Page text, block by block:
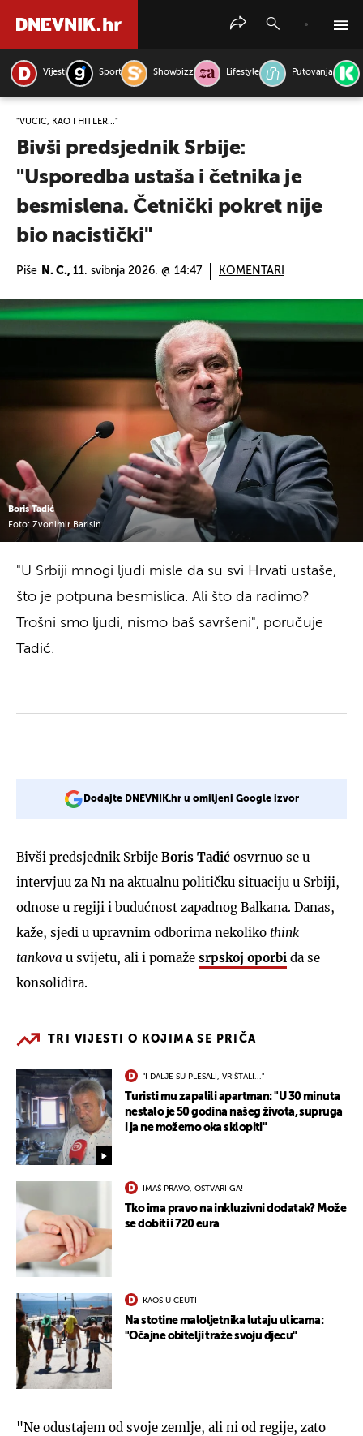
Vijesti Sport Showbizz Lifestyle Putovanja
"VUČIĆ, KAO I HITLER..."
Bivši predsjednik Srbije:
"Usporedba ustaša i četnika je
besmislena. Četnički pokret nije
bio nacistički"
Piše N. C., 11. svibnja 2026. @ 14:47 KOMENTARI
Boris Tadić
Foto: Zvonimir Barisin
"U Srbiji mnogi ljudi misle da su svi Hrvati ustaše,
što je potpuna besmislica. Ali što da radimo?
Trošni smo ljudi, nismo baš savršeni", poručuje
Tadić.
Dodajte DNEVNIK.hr u omiljeni Google izvor
Bivši predsjednik Srbije Boris Tadić osvrnuo se u
intervjuu za N1 na aktualnu političku situaciju u Srbiji,
odnose u regiji i budućnost zapadnog Balkana. Danas,
kaže, sjedi u upravnim odborima nekoliko think
tankova u svijetu, ali i pomaže srpskoj oporbi da se
konsolidira.
TRI VIJESTI O KOJIMA SE PRIČA
"I DALJE SU PLESALI, VRIŠTALI..."
Turisti mu zapalili apartman: "U 30 minuta
nestalo je 50 godina našeg života, supruga
i ja ne možemo oka sklopiti"
IMAŠ PRAVO, OSTVARI GA!
Tko ima pravo na inkluzivni dodatak? Može
se dobiti i 720 eura
KAOS U CEUTI
Na stotine maloljetnika lutaju ulicama:
"Očajne obitelji traže svoju djecu"
"Ne odustajem od svoje zemlje, ali ni od regije, zato
PRETRAŽITE VIJESTI